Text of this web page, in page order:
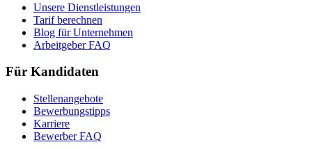
Unsere Dienstleistungen
Tarif berechnen
Blog für Unternehmen
Arbeitgeber FAQ
Für Kandidaten
Stellenangebote
Bewerbungstipps
Karriere
Bewerber FAQ